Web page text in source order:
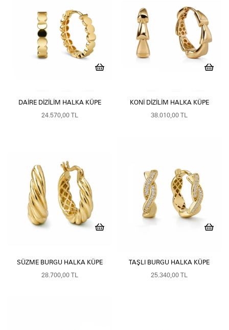
DAIRE DIZILIM HALKA KÜPE
24.570,00 TL
KONI DIZILIM HALKA KÜPE
38.010,00 TL
SÜZME BURGU HALKA KÜPE
28.700,00 TL
TAŞLI BURGU HALKA KÜPE
25.340,00 TL